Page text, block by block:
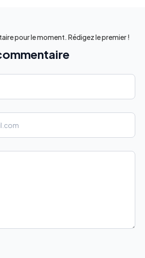
pour le moment. Rédigez le premier !